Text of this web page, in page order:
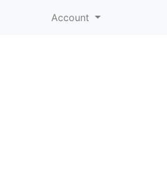
Account